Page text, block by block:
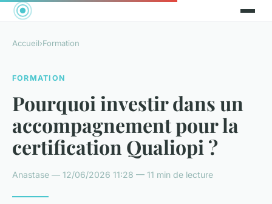
Accueil›Formation
FORMATION
Pourquoi investir dans un
accompagnement pour la
certification Qualiopi ?
Anastase — 12/06/2026 11:28 — 11 min de lecture